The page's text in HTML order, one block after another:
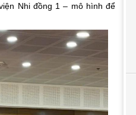
Nhi đồng 1 – mô hình để